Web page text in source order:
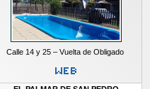
Calle 14 y 25 – Vuelta de Obligado